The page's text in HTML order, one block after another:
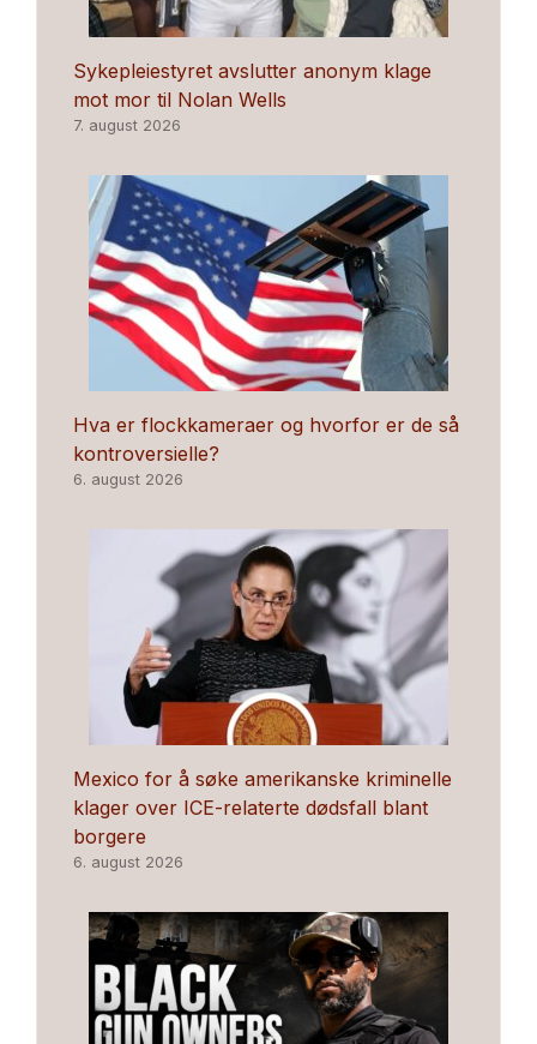
Sykepleiestyret avslutter anonym klage
mot mor til Nolan Wells
7. august 2026
Hva er flockkameraer og hvorfor er de så
kontroversielle?
6. august 2026
Mexico for å søke amerikanske kriminelle
klager over ICE-relaterte dødsfall blant
borgere
6. august 2026